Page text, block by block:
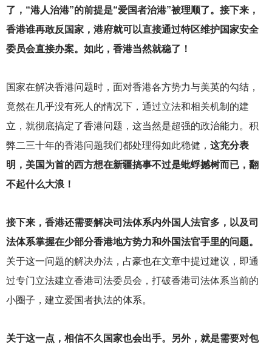
了，“港人治港”的前提是“爱国者治港”被理顺了。接下来，
香港谁再敢反国家，港府就可以直接通过特区维护国家安全
委员会直接办案。如此，香港当然就稳了！
国家在解决香港问题时，面对香港各方势力与美英的勾结，
竟然在几乎没有死人的情况下，通过立法和相关机制的建
立，就彻底搞定了香港问题，这当然是超强的政治能力。积
弊二三十年的香港问题我们都处理得如此稳健， 这充分表
明，美国为首的西方想在新疆搞事不过是蚍蜉撼树而已，翻
不起什么大浪！
接下来，香港还需要解决司法体系内外国人法官多，以及司
法体系掌握在少部分香港地方势力和外国法官手里的问题。
关于这一问题的解决办法，占豪也在文章中提过建议，即通
过专门立法建立香港司法委员会，打破香港司法体系当前的
小圈子，建立爱国者执法的体系。
关于这一点，相信不久国家也会出手。另外，就是需要对包